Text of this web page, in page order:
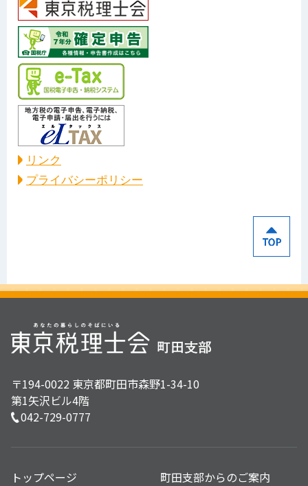
リンク
プライバシーポリシー
〒194-0022 東京都町田市森野1-34-10
第1矢沢ビル4階
042-729-0777
トップページ 町田支部からのご案内